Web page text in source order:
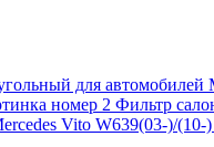
для автомобилей
номер 2 Фильтр
Vito W639(03-)/(10-